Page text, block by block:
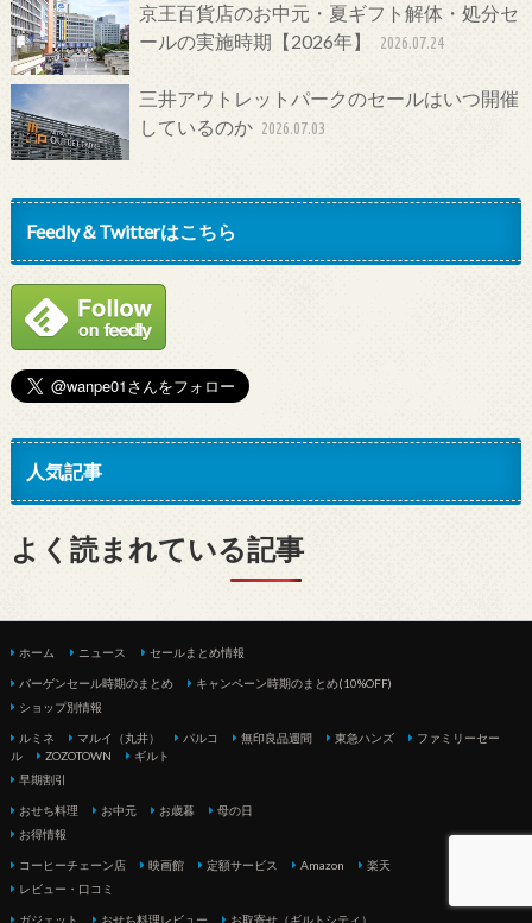
京王百貨店のお中元・夏ギフト解体・処分セ
ールの実施時期【2026年】
2026.07.24
三井アウトレットパークのセールはいつ開催
しているのか 2026.07.03
Feedly＆Twitterはこちら
人気記事
よく読まれている記事
ホーム ニュース セールまとめ情報
バーゲンセール時期のまとめ
キャンペーン時期のまとめ(10%OFF)
ショップ別情報
ルミネ マルイ（丸井） パルコ 無印良品週間 東急ハンズ
ファミリーセー
ル
ZOZOTOWN
ギルト
早期割引
おせち料理 お中元 お歳暮
母の日
お得情報
コーヒーチェーン店 映画館 定額サービス Amazon
楽天
レビュー・口コミ
ガジェット おせち料理レビュー お取寄せ（ギルトシティ）